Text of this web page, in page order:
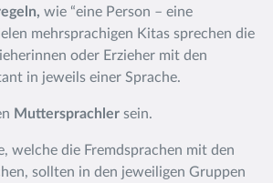
wie “eine Person – eine
mehrsprachigen Kitas sprechen die
oder Erzieher mit den
in jeweils einer Sprache.
Muttersprachler sein.
welche die Fremdsprachen mit den
sollten in den jeweiligen Gruppen